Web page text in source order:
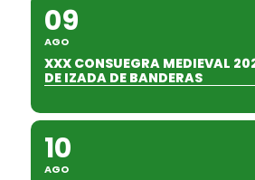
09
AGO
XXX CONSUEGRA MEDIEVAL
DE IZADA DE BANDERAS
10
AGO